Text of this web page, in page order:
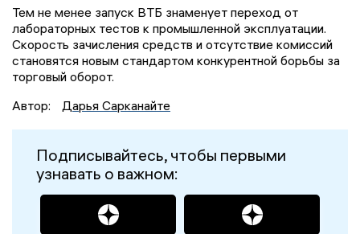
Тем не менее запуск ВТБ знаменует переход от
лабораторных тестов к промышленной эксплуатации.
Скорость зачисления средств и отсутствие комиссий
становятся новым стандартом конкурентной борьбы за
торговый оборот.
Автор:
Дарья Сарканайте
Подписывайтесь, чтобы первыми
узнавать о важном: